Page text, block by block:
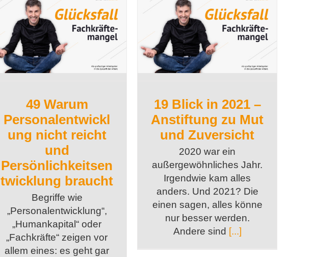
49 Warum
Personalentwickl
ung nicht reicht
und
Persönlichkeitsen
twicklung braucht
Begriffe wie
„Personalentwicklung“,
„Humankapital“ oder
„Fachkräfte“ zeigen vor
allem eines: es geht gar
19 Blick in 2021 –
Anstiftung zu Mut
und Zuversicht
2020 war ein
außergewöhnliches Jahr.
Irgendwie kam alles
anders. Und 2021? Die
einen sagen, alles könne
nur besser werden.
Andere sind [...]